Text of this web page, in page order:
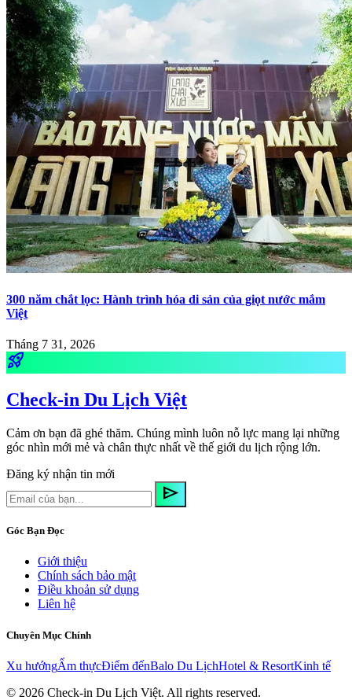
300 năm chắt lọc: Hành trình hóa di sản của giọt nước mắm
Việt
Tháng 7 31, 2026
rocket_launch
Check-in Du Lịch Việt
Cảm ơn bạn đã ghé thăm. Chúng mình luôn nỗ lực mang lại những
góc nhìn mới mẻ và chân thực nhất về thế giới du lịch rộng lớn.
Đăng ký nhận tin mới
send
Góc Bạn Đọc
Giới thiệu
Chính sách bảo mật
Điều khoản sử dụng
Liên hệ
Chuyên Mục Chính
Xu hướngẨm thựcĐiểm đếnBalo Du LịchHotel & ResortKinh tế
© 2026 Check-in Du Lịch Việt. All rights reserved.